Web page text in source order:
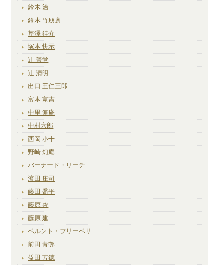
鈴木 治
鈴木 竹朋斎
芹澤 銈介
塚本 快示
辻 晉堂
辻 清明
出口 王仁三郎
富本 憲吉
中里 無庵
中村六郎
西岡 小十
野崎 幻庵
バーナード・リーチ
濱田 庄司
藤田 喬平
藤原 啓
藤原 建
ベルント・フリーベリ
前田 青邨
益田 芳徳